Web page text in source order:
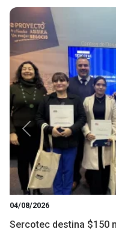
04/08/2026
Sercotec destina $150
Anterior